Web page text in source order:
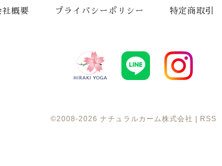
社概要 プライバシーポリシー 特定商取引
©2008-2026 ナチュラルカーム株式会社 | RSS